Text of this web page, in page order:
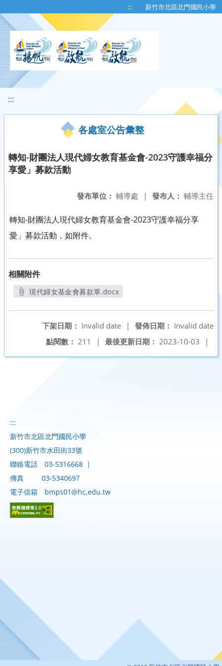
::: 新竹市北區北門國民小學
:::
各處室公告彙整
轉知-財團法人現代婦女教育基金會-2023守護幸福分
享愛」募款活動
發布人： 輔導主任
發布單位： 輔導處 |
轉知-財團法人現代婦女教育基金會-2023守護幸福分享
愛」募款活動，如附件。
相關附件
現代婦女基金會募款單.docx
發佈日期： Invalid date
下架日期： Invalid date
|
最後更新日期： 2023-10-03 |
點閱數： 211 |
:::
新竹市北區北門國民小學
(300)新竹市水田街33號
聯絡電話
03-5316668 |
傳真
03-5340697
電子信箱
bmps01@hc.edu.tw